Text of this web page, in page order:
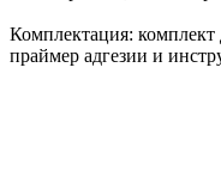
Комплектация: комплект
праймер адгезии и